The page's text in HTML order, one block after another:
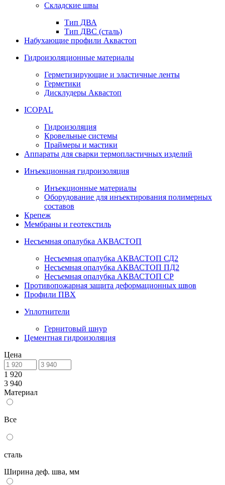
Складские швы
Тип ДВА
Тип ДВС (сталь)
Набухающие профили Аквастоп
Гидроизоляционные материалы
Герметизирующие и эластичные ленты
Герметики
Дисклудеры Аквастоп
ICOPAL
Гидроизоляция
Кровельные системы
Праймеры и мастики
Аппараты для сварки термопластичных изделий
Инъекционная гидроизоляция
Инъекционные материалы
Оборудование для инъектирования полимерных
составов
Крепеж
Мембраны и геотекстиль
Несъемная опалубка АКВАСТОП
Несъемная опалубка АКВАСТОП СД2
Несъемная опалубка АКВАСТОП ПД2
Несъемная опалубка АКВАСТОП СР
Противопожарная защита деформационных швов
Профили ПВХ
Уплотнители
Гернитовый шнур
Цементная гидроизоляция
Цена
1 920
3 940
Материал
Все
сталь
Ширина деф. шва, мм